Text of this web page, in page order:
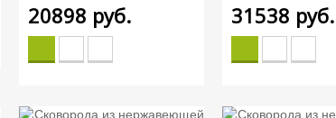
20898 руб. 31538 руб.